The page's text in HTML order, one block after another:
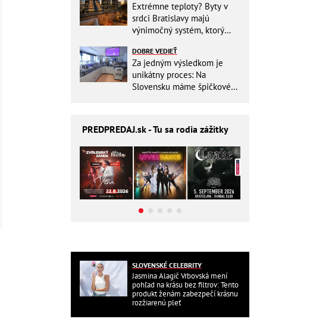
Extrémne teploty? Byty v
srdci Bratislavy majú
výnimočný systém, ktorý
DOBRE VEDIEŤ
Za jedným výsledkom je
unikátny proces: Na
Slovensku máme špičkové
PREDPREDAJ.sk - Tu sa rodia zážitky
SLOVENSKÉ CELEBRITY
Jasmina Alagič Vrbovská mení
pohľad na krásu bez filtrov: Tento
produkt ženám zabezpečí krásnu
rozžiarenú pleť